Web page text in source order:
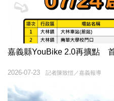
嘉義縣YouBike 2.0再擴點
記者陳致愷／嘉義報導
2026-07-23